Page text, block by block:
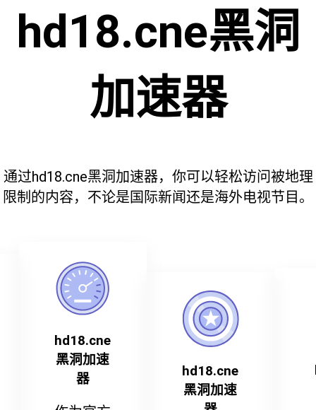
hd18.cne黑洞
加速器
通过hd18.cne黑洞加速器，你可以轻松访问被地理
限制的内容，不论是国际新闻还是海外电视节目。
hd18.cne
黑洞加速
器
hd18.cne
黑洞加速